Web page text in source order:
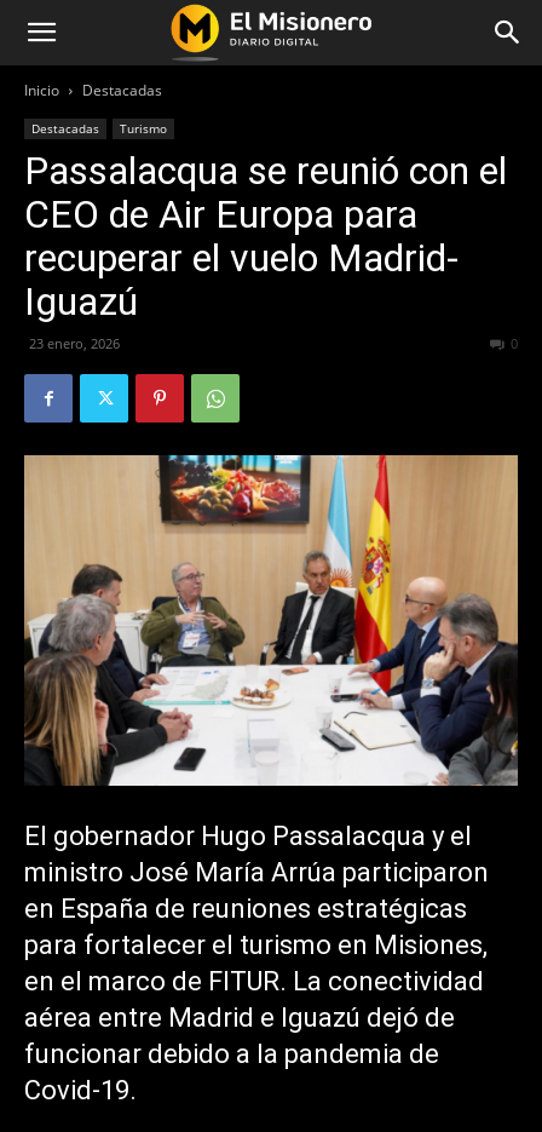
Inicio Destacadas
Destacadas Turismo
Passalacqua se reunió con el
CEO de Air Europa para
recuperar el vuelo Madrid-
Iguazú
23 enero, 2026 0
El gobernador Hugo Passalacqua y el
ministro José María Arrúa participaron
en España de reuniones estratégicas
para fortalecer el turismo en Misiones,
en el marco de FITUR. La conectividad
aérea entre Madrid e Iguazú dejó de
funcionar debido a la pandemia de
Covid-19.